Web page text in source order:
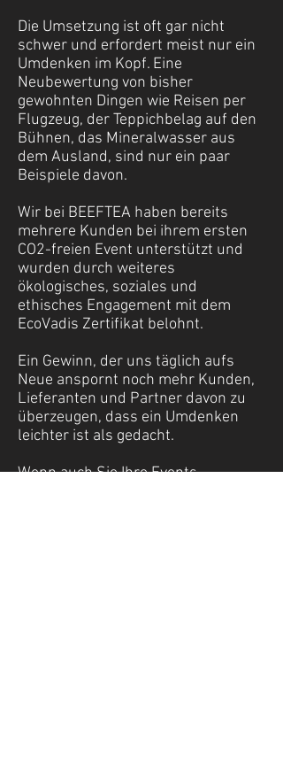
Die Umsetzung ist oft gar nicht
schwer und erfordert meist nur ein
Umdenken im Kopf. Eine
Neubewertung von bisher
gewohnten Dingen wie Reisen per
Flugzeug, der Teppichbelag auf den
Bühnen, das Mineralwasser aus
dem Ausland, sind nur ein paar
Beispiele davon.
Wir bei BEEFTEA haben bereits
mehrere Kunden bei ihrem ersten
CO2-freien Event unterstützt und
wurden durch weiteres
ökologisches, soziales und
ethisches Engagement mit dem
EcoVadis Zertifikat belohnt.
Ein Gewinn, der uns täglich aufs
Neue anspornt noch mehr Kunden,
Lieferanten und Partner davon zu
überzeugen, dass ein Umdenken
leichter ist als gedacht.
Wenn auch Sie Ihre Events